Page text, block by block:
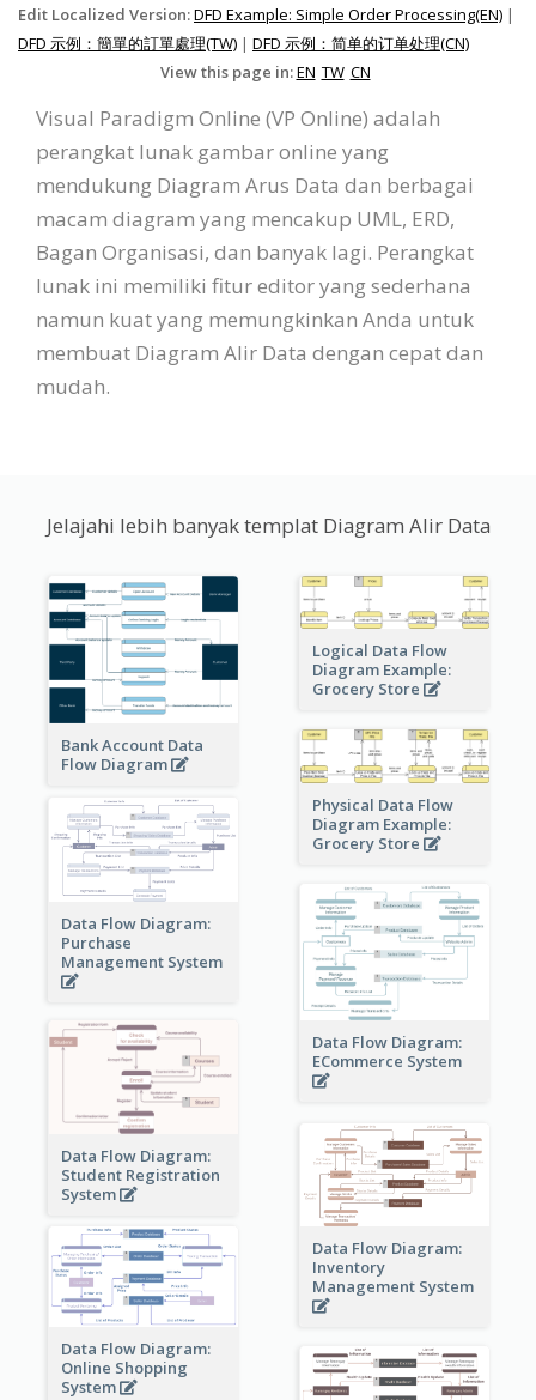
Edit Localized Version:DFD Example: Simple Order Processing(EN) |
DFD 示例：簡單的訂單處理(TW) | DFD 示例：简单的订单处理(CN)
View this page in:EN TW CN
Visual Paradigm Online (VP Online) adalah
perangkat lunak gambar online yang
mendukung Diagram Arus Data dan berbagai
macam diagram yang mencakup UML, ERD,
Bagan Organisasi, dan banyak lagi. Perangkat
lunak ini memiliki fitur editor yang sederhana
namun kuat yang memungkinkan Anda untuk
membuat Diagram Alir Data dengan cepat dan
mudah.
Jelajahi lebih banyak templat Diagram Alir Data
Bank Account Data
Flow Diagram
Logical Data Flow
Diagram Example:
Grocery Store
Physical Data Flow
Diagram Example:
Grocery Store
Data Flow Diagram:
Purchase
Management System
Data Flow Diagram:
ECommerce System
Data Flow Diagram:
Student Registration
System
Data Flow Diagram:
Inventory
Management System
Data Flow Diagram:
Online Shopping
System